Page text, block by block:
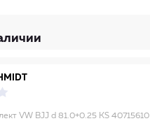
VW BJJ d 81.0+0.25 KS 40715610